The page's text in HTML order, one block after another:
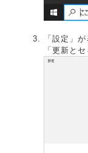
「設定」
「更新と